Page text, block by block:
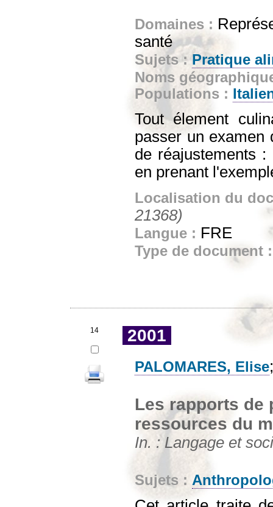
Domaines :
santé
Sujets :Pratique
Noms
Populations :
Tout élement
passer un examen
de réajustements
en prenant
Localisation du
21368)
Langue : FRE
Type de document
14 2001
PALOMARES, Elise
Les rapports de
ressources du
In. : Langage et
Sujets :